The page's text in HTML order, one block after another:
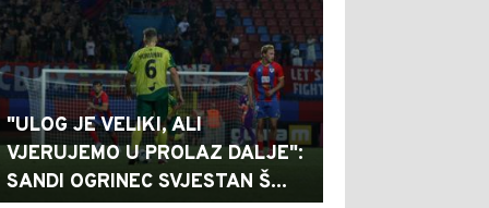
"ULOG JE VELIKI, ALI
VJERUJEMO U PROLAZ DALJE":
SANDI OGRINEC SVJESTAN Š...